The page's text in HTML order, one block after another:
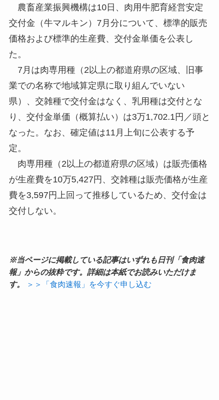
農畜産業振興機構は10日、肉用牛肥育経営安定
交付金（牛マルキン）7月分について、標準的販売
価格および標準的生産費、交付金単価を公表し
た。
7月は肉専用種（2以上の都道府県の区域、旧事
業での名称で地域算定県に取り組んでいない
県）、交雑種で交付金はなく、乳用種は交付とな
り、交付金単価（概算払い）は3万1,702.1円／頭と
なった。なお、確定値は11月上旬に公表する予
定。
肉専用種（2以上の都道府県の区域）は販売価格
が生産費を10万5,427円、交雑種は販売価格が生産
費を3,597円上回って推移しているため、交付金は
交付しない。
※当ページに掲載している記事はいずれも日刊「食肉速
報」からの抜粋です。詳細は本紙でお読みいただけま
す。
＞＞「食肉速報」を今すぐ申し込む